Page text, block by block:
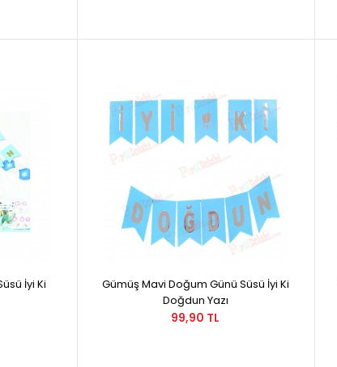
İyi Ki
Gümüş Mavi Doğum Günü Süsü İyi Ki
Doğdun Yazı
99,90 TL